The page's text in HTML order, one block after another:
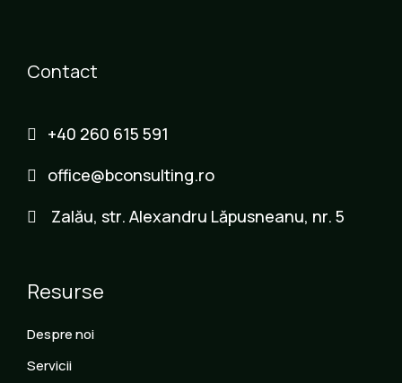
Contact
+40 260 615 591
office@bconsulting.ro
Zalău, str. Alexandru Lăpusneanu, nr. 5
Resurse
Despre noi
Servicii